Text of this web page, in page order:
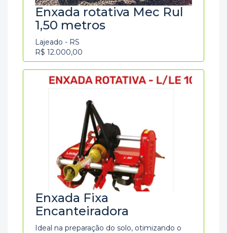
Enxada rotativa Mec Rul
1,50 metros
Lajeado - RS
R$ 12.000,00
Enxada Fixa
Encanteiradora
Ideal na preparação do solo, otimizando o